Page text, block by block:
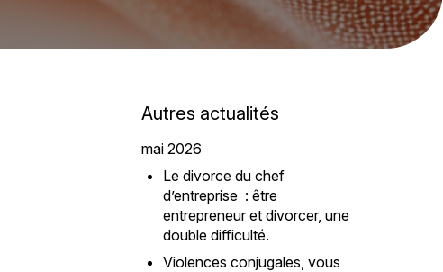
Autres actualités
mai 2026
Le divorce du chef
d’entreprise : être
entrepreneur et divorcer, une
double difficulté.
Violences conjugales, vous